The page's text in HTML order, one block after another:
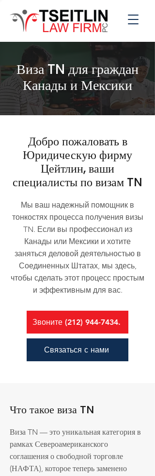
Виза TN для граждан
Канады и Мексики
Добро пожаловать в
Юридическую фирму
Цейтлин, ваши
специалисты по визам TN
Мы ваш надежный помощник в
тонкостях процесса получения визы
TN. Если вы профессионал из
Канады или Мексики и хотите
заняться деловой деятельностью в
Соединенных Штатах, мы здесь,
чтобы сделать этот процесс простым
и эффективным для вас.
Звоните (212) 944-7434.
Связаться с нами
Что такое виза TN
Виза TN — это уникальная категория в
рамках Североамериканского
соглашения о свободной торговле
(НАФТА), которое теперь заменено